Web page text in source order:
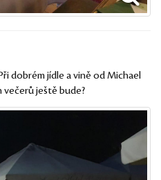
dobrém jídle a vině od Michael
večerů ještě bude?